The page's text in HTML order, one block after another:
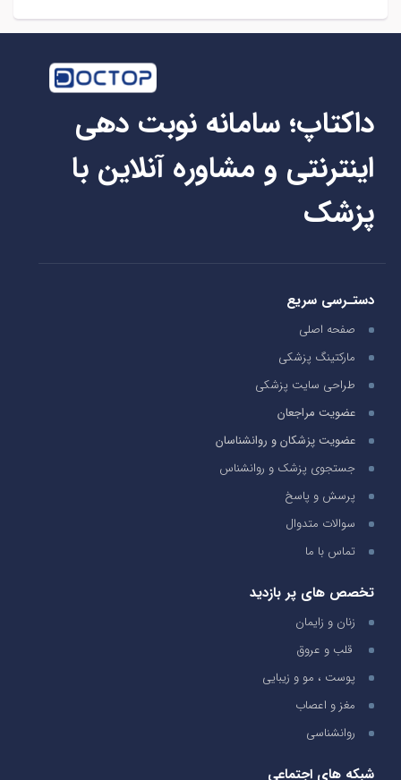
داکتاپ؛ سامانه نوبت دهی
اینترنتی و مشاوره آنلاین با
پزشک
دستـرسی سریع
صفحه اصلی
مارکتینگ پزشکی
طراحی سایت پزشکی
عضویت مراجعان
عضویت پزشکان و روانشناسان
جستجوی پزشک و روانشناس
پرسش و پاسخ
سوالات متدوال
تماس با ما
تخصص های پر بازدید
زنان و زایمان
قلب و عروق
پوست ، مو و زیبایی
مغز و اعصاب
روانشناسی
شبکه های اجتماعی